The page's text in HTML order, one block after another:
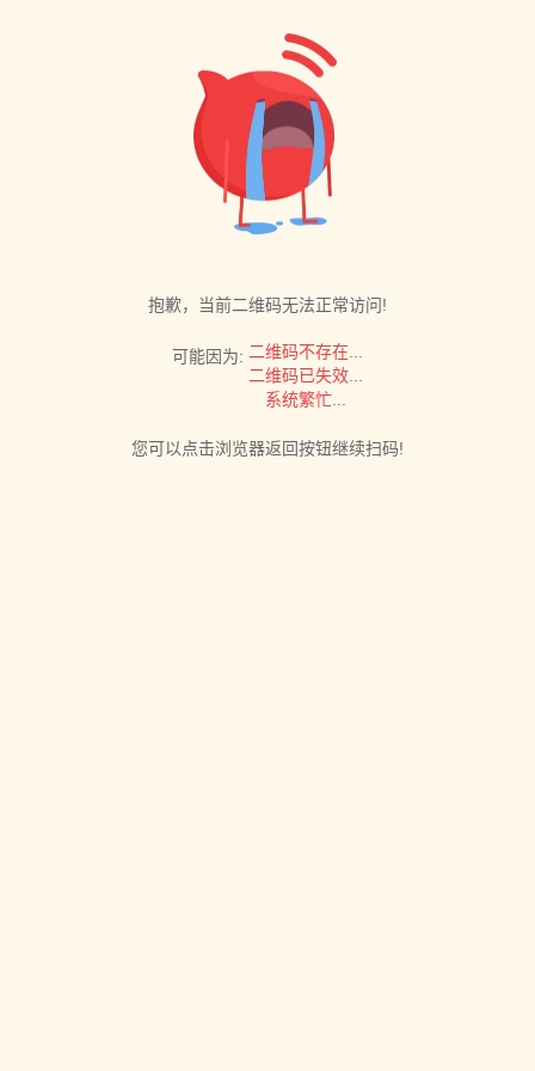
抱歉，当前二维码无法正常访问!
可能因为: 二维码不存在...
二维码已失效...
系统繁忙...
您可以点击浏览器返回按钮继续扫码!